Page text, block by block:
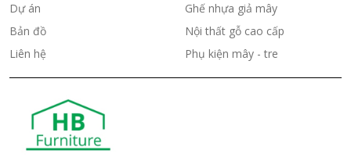
Dự án
Bản đồ
Liên hệ
Ghế nhựa giả mây
Nội thất gỗ cao cấp
Phụ kiện mây - tre